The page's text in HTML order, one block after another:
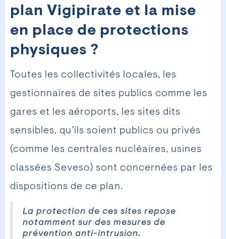
plan Vigipirate et la mise
en place de protections
physiques ?
Toutes les collectivités locales, les
gestionnaires de sites publics comme les
gares et les aéroports, les sites dits
sensibles, qu’ils soient publics ou privés
(comme les centrales nucléaires, usines
classées Seveso) sont concernées par les
dispositions de ce plan.
La protection de ces sites repose
notamment sur des mesures de
prévention anti-intrusion.